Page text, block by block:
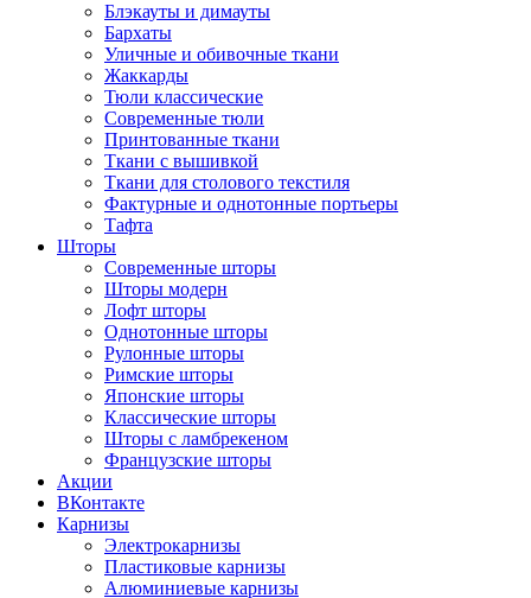
Блэкауты и димауты
Бархаты
Уличные и обивочные ткани
Жаккарды
Тюли классические
Современные тюли
Принтованные ткани
Ткани с вышивкой
Ткани для столового текстиля
Фактурные и однотонные портьеры
Тафта
Шторы
Современные шторы
Шторы модерн
Лофт шторы
Однотонные шторы
Рулонные шторы
Римские шторы
Японские шторы
Классические шторы
Шторы с ламбрекеном
Французские шторы
Акции
ВКонтакте
Карнизы
Электрокарнизы
Пластиковые карнизы
Алюминиевые карнизы